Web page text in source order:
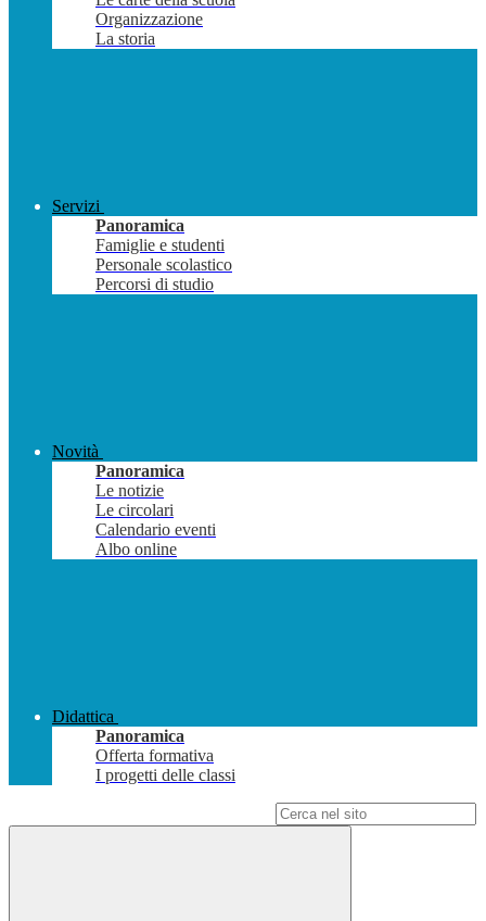
Organizzazione
La storia
Servizi
Panoramica
Famiglie e studenti
Personale scolastico
Percorsi di studio
Novità
Panoramica
Le notizie
Le circolari
Calendario eventi
Albo online
Didattica
Panoramica
Offerta formativa
I progetti delle classi